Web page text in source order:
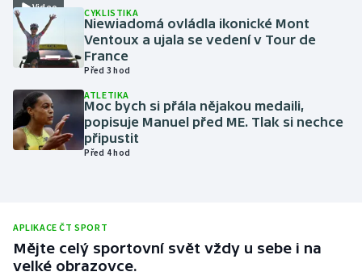
Motorsport
Olympijské hry
Parasport
Plavání
Rychlobruslení
Video CYKLISTIKA
Niewiadomá ovládla ikonické Mont
Ventoux a ujala se vedení v Tour de
France
Před 3 hod
ATLETIKA
Moc bych si přála nějakou medaili,
popisuje Manuel před ME. Tlak si nechce
připustit
Před 4 hod
APLIKACE ČT SPORT
Mějte celý sportovní svět vždy u sebe i na
velké obrazovce.